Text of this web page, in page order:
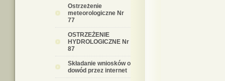
Ostrzeżenie
meteorologiczne Nr
77
OSTRZEŻENIE
HYDROLOGICZNE Nr
87
Składanie wniosków o
dowód przez internet